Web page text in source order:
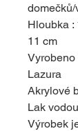
Hloubka :
11 cm
Vyrobeno
Lazura
Akrylové
Lak
Výrobek